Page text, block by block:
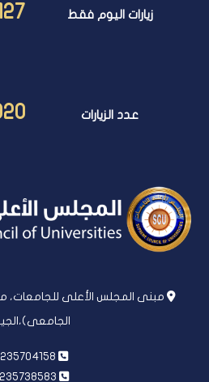
زيارات اليوم فقط
عدد الزيارات
مبنى المجلس الأعلى للجامعات،